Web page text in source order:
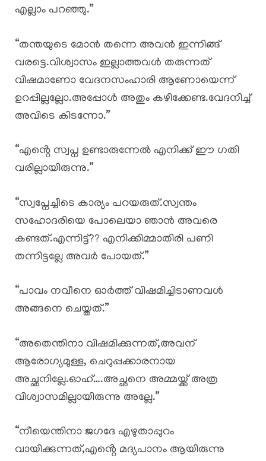
എല്ലാം പറഞ്ഞു.”
“തന്തയുടെ മോൻ തന്നെ അവൻ ഇന്നിങ്ങ്
വരട്ടെ.വിശ്വാസം ഇല്ലാത്തവൾ തരുന്നത്
വിഷമാണോ വേദനസംഹാരി ആണോയെന്ന്
ഉറപ്പില്ലല്ലോ.അപ്പോൾ അതും കഴിക്കേണ്ട.വേദനിച്ച്
അവിടെ കിടന്നോ.”
“എൻ്റെ സ്വപ്ന ഉണ്ടാരുന്നേൽ എനിക്ക് ഈ ഗതി
വരില്ലായിരുന്നു.”
“സ്വപ്നേച്ചീടെ കാര്യം പറയരുത്.സ്വന്തം
സഹോദരിയെ പോലെയാ ഞാൻ അവരെ
കണ്ടത്.എന്നിട്ട്?? എനിക്കിമ്മാതിരി പണി
തന്നിട്ടല്ലേ അവർ പോയത്.”
“പാവം നവീനെ ഓർത്ത് വിഷമിച്ചിടാണവൾ
അങ്ങനെ ചെയ്തത്.”
“അതെന്തിനാ വിഷമിക്കുന്നത്,അവന്
ആരോഗ്യമുള്ള, ചെറുപ്പക്കാരനായ
അച്ഛനില്ലേ.ഓഹ്….അച്ഛനെ അമ്മയ്ക്ക് അത്ര
വിശ്വാസമില്ലായിരുന്നു അല്ലേ.”
“നീയെന്തിനാ ജഗദേ എഴുതാപ്പുറം
വായിക്കുന്നത്,എൻ്റെ മദ്യപാനം ആയിരുന്നു